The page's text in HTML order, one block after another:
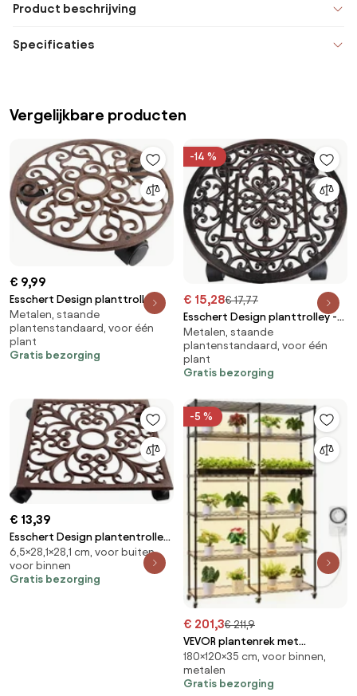
Product beschrijving
Specificaties
Vergelijkbare producten
€ 9,99
Esschert Design planttrolley
rond S
Metalen, staande
plantenstandaard, voor één
plant
Gratis bezorging
-14 %
€ 15,28€ 17,77
Esschert Design planttrolley -
gietijzer - Diameter 29cm
Metalen, staande
plantenstandaard, voor één
plant
Gratis bezorging
€ 13,39
Esschert Design plantentrolley
vierkant - LxBxH:
28,1x28,1x6,5cm
6,5×28,1×28,1 cm, voor buiten,
voor binnen
Gratis bezorging
-5 %
€ 201,3€ 211,9
VEVOR plantenrek met
groeilamp, 6-laags plantenrek
met dubbele rij voor
kamerplanten, wielen en timer,
180×120×35 cm, voor binnen,
metalen
Gratis bezorging